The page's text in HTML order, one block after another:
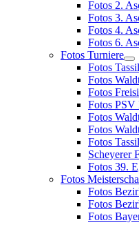
Fotos 2.
Fotos 3.
Fotos 4.
Fotos 6.
Fotos Turniere
Fotos
Fotos
Fotos
Fotos PSV
Fotos
Fotos
Fotos
Scheyerer
Fotos 39.
Fotos
Fotos
Fotos
Fotos